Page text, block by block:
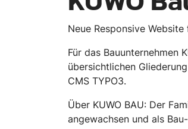
Neue Responsive
Für das Bauunternehmen
übersichtlichen
CMS TYPO3.
Über KUWO BAU: Der
angewachsen und als